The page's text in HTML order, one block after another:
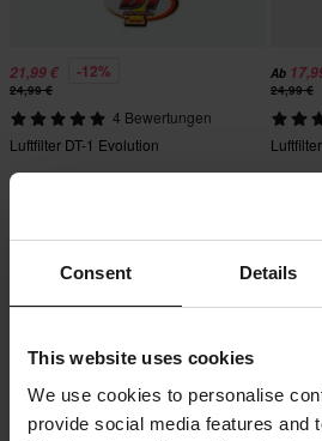
Consent Details
This website uses cookies
We use cookies to personalise
provide social media features and
21,99 € -12%
24,99 €
4 Bewertungen
Luftfilter DT-1 Evolution
Ab
24,99 €